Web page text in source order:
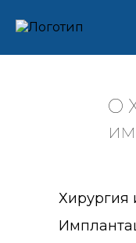
О
Хирургия